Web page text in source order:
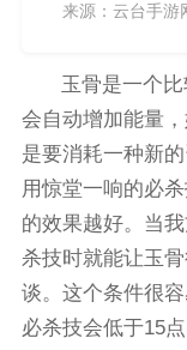
来源：云台手游
玉骨是一个
会自动增加能量
是要消耗一种新
用惊堂一响的必
的效果越好。当
杀技时就能让玉
谈。这个条件很
必杀技会低于15